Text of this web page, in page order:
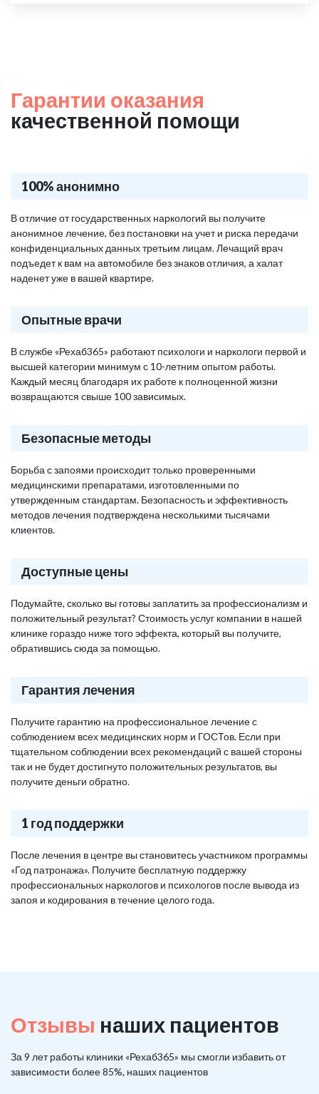
Гарантии оказания
качественной помощи
100% анонимно
В отличие от государственных наркологий вы получите
анонимное лечение, без постановки на учет и риска передачи
конфиденциальных данных третьим лицам. Лечащий врач
подъедет к вам на автомобиле без знаков отличия, а халат
наденет уже в вашей квартире.
Опытные врачи
В службе «Рехаб365» работают психологи и наркологи первой и
высшей категории минимум с 10-летним опытом работы.
Каждый месяц благодаря их работе к полноценной жизни
возвращаются свыше 100 зависимых.
Безопасные методы
Борьба с запоями происходит только проверенными
медицинскими препаратами, изготовленными по
утвержденным стандартам. Безопасность и эффективность
методов лечения подтверждена несколькими тысячами
клиентов.
Доступные цены
Подумайте, сколько вы готовы заплатить за профессионализм и
положительный результат? Стоимость услуг компании в нашей
клинике гораздо ниже того эффекта, который вы получите,
обратившись сюда за помощью.
Гарантия лечения
Получите гарантию на профессиональное лечение с
соблюдением всех медицинских норм и ГОСТов. Если при
тщательном соблюдении всех рекомендаций с вашей стороны
так и не будет достигнуто положительных результатов, вы
получите деньги обратно.
1 год поддержки
После лечения в центре вы становитесь участником программы
«Год патронажа». Получите бесплатную поддержку
профессиональных наркологов и психологов после вывода из
запоя и кодирования в течение целого года.
Отзывы наших пациентов
За 9 лет работы клиники «Рехаб365» мы смогли избавить от
зависимости более 85%, наших пациентов